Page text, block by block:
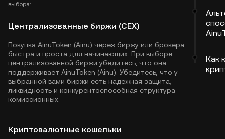
выбора:
Централизованные биржи (CEX)
Покупка AinuToken (Ainu) через биржу или брокера
быстра и проста для начинающих. При выборе
централизованной биржи убедитесь, что она
поддерживает AinuToken (Ainu). Убедитесь, что у
выбранной вами биржи есть надежная защита,
ликвидность и конкурентоспособная структура
комиссионных.
Криптовалютные кошельки
Как